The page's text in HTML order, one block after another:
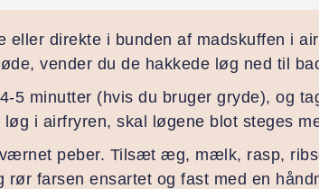
eller direkte i bunden af madskuffen i
vender du de hakkede løg ned til
5 minutter (hvis du bruger gryde), og
i airfryren, skal løgene blot steges
peber. Tilsæt æg, mælk, rasp,
farsen ensartet og fast med en